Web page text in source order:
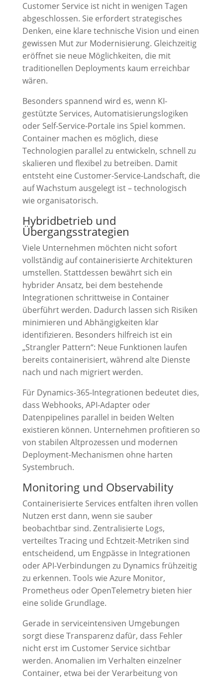
Customer Service ist nicht in wenigen Tagen
abgeschlossen. Sie erfordert strategisches
Denken, eine klare technische Vision und einen
gewissen Mut zur Modernisierung. Gleichzeitig
eröffnet sie neue Möglichkeiten, die mit
traditionellen Deployments kaum erreichbar
wären.
Besonders spannend wird es, wenn KI-
gestützte Services, Automatisierungslogiken
oder Self-Service-Portale ins Spiel kommen.
Container machen es möglich, diese
Technologien parallel zu entwickeln, schnell zu
skalieren und flexibel zu betreiben. Damit
entsteht eine Customer-Service-Landschaft, die
auf Wachstum ausgelegt ist – technologisch
wie organisatorisch.
Hybridbetrieb und
Übergangsstrategien
Viele Unternehmen möchten nicht sofort
vollständig auf containerisierte Architekturen
umstellen. Stattdessen bewährt sich ein
hybrider Ansatz, bei dem bestehende
Integrationen schrittweise in Container
überführt werden. Dadurch lassen sich Risiken
minimieren und Abhängigkeiten klar
identifizieren. Besonders hilfreich ist ein
„Strangler Pattern“: Neue Funktionen laufen
bereits containerisiert, während alte Dienste
nach und nach migriert werden.
Für Dynamics-365-Integrationen bedeutet dies,
dass Webhooks, API-Adapter oder
Datenpipelines parallel in beiden Welten
existieren können. Unternehmen profitieren so
von stabilen Altprozessen und modernen
Deployment-Mechanismen ohne harten
Systembruch.
Monitoring und Observability
Containerisierte Services entfalten ihren vollen
Nutzen erst dann, wenn sie sauber
beobachtbar sind. Zentralisierte Logs,
verteiltes Tracing und Echtzeit-Metriken sind
entscheidend, um Engpässe in Integrationen
oder API-Verbindungen zu Dynamics frühzeitig
zu erkennen. Tools wie Azure Monitor,
Prometheus oder OpenTelemetry bieten hier
eine solide Grundlage.
Gerade in serviceintensiven Umgebungen
sorgt diese Transparenz dafür, dass Fehler
nicht erst im Customer Service sichtbar
werden. Anomalien im Verhalten einzelner
Container, etwa bei der Verarbeitung von